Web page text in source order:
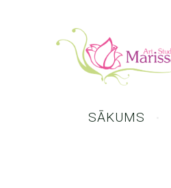
SĀKUMS